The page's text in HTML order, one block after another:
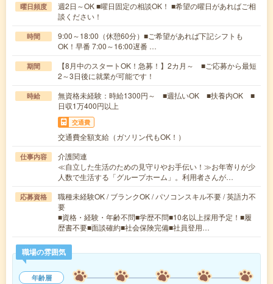
曜日頻度
週2日～OK ■曜日固定の相談OK！ ■希望の曜日があればご相
談ください！
時間
9:00～18:00（休憩60分）■ご希望があれば下記シフトも
OK！早番 7:00～16:00遅番 …
期間
【8月中のスタートOK！急募！】2カ月～ ■ご応募から最短
2～3日後に就業が可能です！
時給
無資格未経験：時給1300円～ ■週払いOK ■扶養内OK ■
日収1万400円以上
交通費
交通費全額支給（ガソリン代もOK！）
仕事内容
介護関連
≪自立した生活のための見守りやお手伝い！≫お年寄りが少
人数で生活する「グループホーム」。利用者さんが…
応募資格
職種未経験OK / ブランクOK / パソコンスキル不要 / 英語力不
要
■資格・経験・年齢不問■学歴不問■10名以上採用予定！■履
歴書不要■面談確約■社会保険完備■社員登用…
職場の雰囲気
年齢層